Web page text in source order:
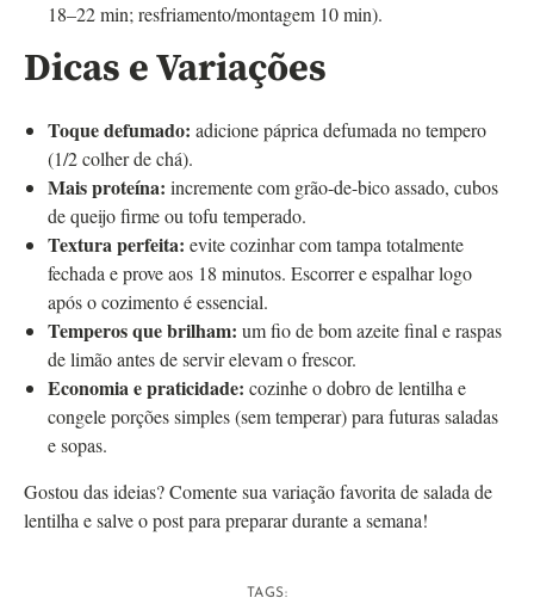
18–22 min; resfriamento/montagem 10 min).
Dicas e Variações
Toque defumado: adicione páprica defumada no tempero
(1/2 colher de chá).
Mais proteína: incremente com grão-de-bico assado, cubos
de queijo firme ou tofu temperado.
Textura perfeita: evite cozinhar com tampa totalmente
fechada e prove aos 18 minutos. Escorrer e espalhar logo
após o cozimento é essencial.
Temperos que brilham: um fio de bom azeite final e raspas
de limão antes de servir elevam o frescor.
Economia e praticidade: cozinhe o dobro de lentilha e
congele porções simples (sem temperar) para futuras saladas
e sopas.
Gostou das ideias? Comente sua variação favorita de salada de
lentilha e salve o post para preparar durante a semana!
TAGS: